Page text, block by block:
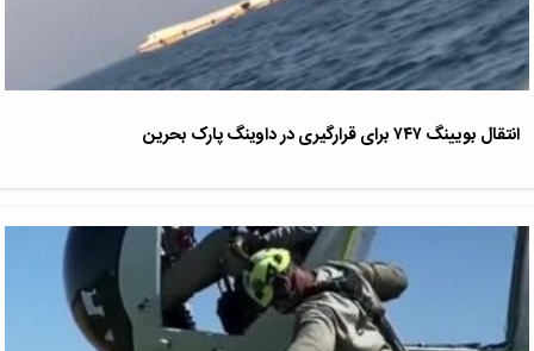
انتقال بویینگ ۷۴۷ برای قرارگیری در داوینگ پارک بحرین